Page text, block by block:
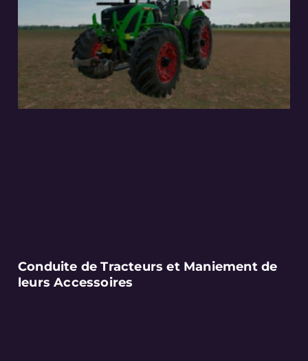
Conduite de Tracteurs et Maniement de
leurs Accessoires